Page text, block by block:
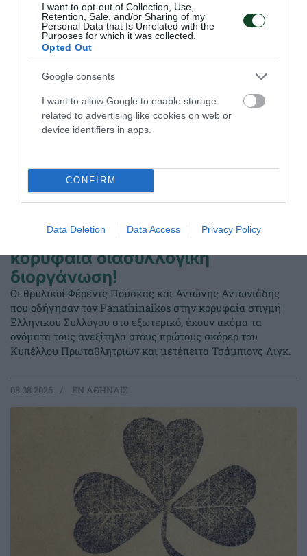
I want to opt-out of Collection, Use,
Retention, Sale, and/or Sharing of my
Personal Data that Is Unrelated with the
Purposes for which it was collected.
Opted Out
Google consents
I want to allow Google to enable storage
related to advertising like cookies on web or
device identifiers in apps.
CONFIRM
Data Deletion Data Access Privacy Policy
ΤΕΛΕΥΤΑΙΑ ΝΕΑ
Τρεις φορές πρώτοι σκόρερ στην
κορυφαία διασυλλογική
διοργάνωση!
Οι θρυλικοί Φέρεντς Πούσκας και Αντώνης Αντωνιάδης
που οδήγησαν τον Panathinaikos στην κορυφαία στιγμή
Ελληνικού Συλλόγου στο εξωτερικό, έχουν ακόμα τα
ονόματα τους ανεξίτηλα στους πρώτους σκόρερ του
Κυπέλλου Πρωταθλητριών και μετέπειτα Τσάμπιονς Λιγκ.
08.08.2026 EΝ ΑΘΗΝΑΙΣ